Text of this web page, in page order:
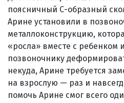
поясничный С-образный
Арине установили в
металлоконструкцию,
«росла» вместе с ребенком
позвоночнику
некуда, Арине требуется
на взрослую — раз и
помочь Арине смог всего